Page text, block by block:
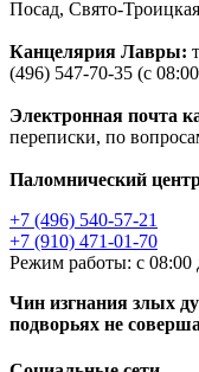
Посад, Свято-
Канцелярия Лавры:
(496) 547-70-35 (с
Электронная почта
переписки, по
Паломнический
+7 (496) 540-57-21
+7 (910) 471-01-70
Режим работы: с 08:00
Чин изгнания злых
подворьях не